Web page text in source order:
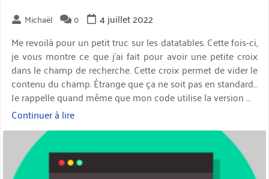
Michaël 0
4 juillet 2022
Me revoilà pour un petit truc sur les datatables. Cette fois-ci,
je vous montre ce que j’ai fait pour avoir une petite croix
dans le champ de recherche. Cette croix permet de vider le
contenu du champ. Étrange que ça ne soit pas en standard…
Je rappelle quand même que mon code utilise la version …
Continuer à lire« Datatables
–
le
champ
miniature